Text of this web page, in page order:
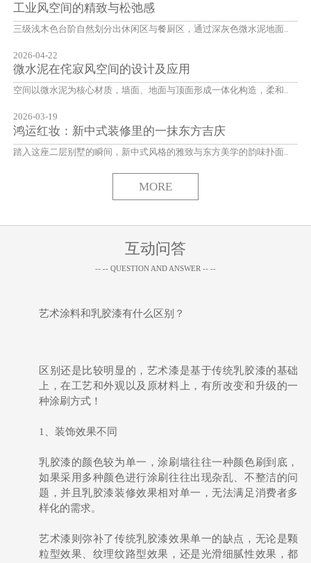
工业风空间的精致与松弛感
三级浅木色台阶自然划分出休闲区与餐厨区，通过深灰色微水泥地面..
2026-04-22
微水泥在侘寂风空间的设计及应用
空间以微水泥为核心材质，墙面、地面与顶面形成一体化构造，柔和..
2026-03-19
鸿运红妆：新中式装修里的一抹东方吉庆
踏入这座二层别墅的瞬间，新中式风格的雅致与东方美学的韵味扑面..
MORE
互动问答
-- -- QUESTION AND ANSWER -- --
艺术涂料和乳胶漆有什么区别？
区别还是比较明显的，艺术漆是基于传统乳胶漆的基础
上，在工艺和外观以及原材料上，有所改变和升级的一
种涂刷方式！
1、装饰效果不同
乳胶漆的颜色较为单一，涂刷墙往往一种颜色刷到底，
如果采用多种颜色进行涂刷往往出现杂乱、不整洁的问
题，并且乳胶漆装修效果相对单一，无法满足消费者多
样化的需求。
艺术漆则弥补了传统乳胶漆效果单一的缺点，无论是颗
粒型效果、纹理纹路型效果，还是光滑细腻性效果，都